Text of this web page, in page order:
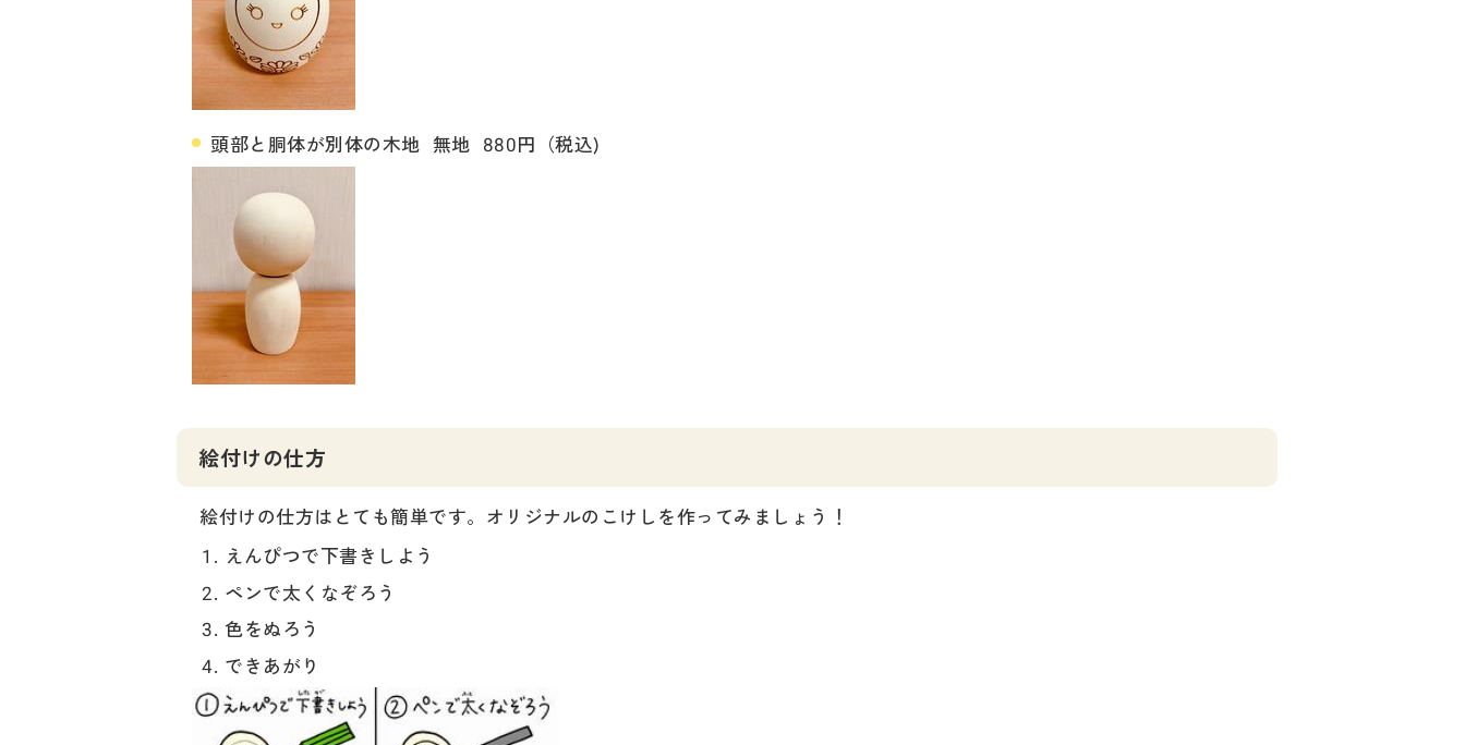
頭部と胴体が別体の木地 無地 880円（税込)
絵付けの仕方
絵付けの仕方はとても簡単です。オリジナルのこけしを作ってみましょう！
えんぴつで下書きしよう
ペンで太くなぞろう
色をぬろう
できあがり